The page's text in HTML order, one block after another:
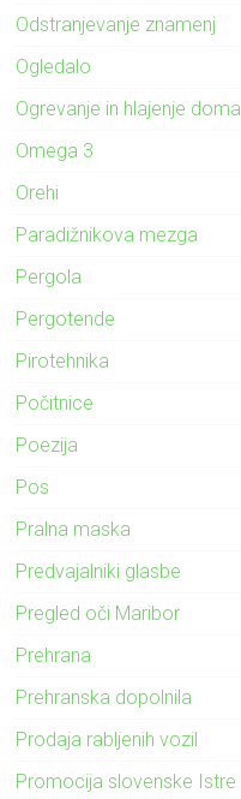
Odstranjevanje znamenj
Ogledalo
Ogrevanje in hlajenje doma
Omega 3
Orehi
Paradižnikova mezga
Pergola
Pergotende
Pirotehnika
Počitnice
Poezija
Pos
Pralna maska
Predvajalniki glasbe
Pregled oči Maribor
Prehrana
Prehranska dopolnila
Prodaja rabljenih vozil
Promocija slovenske Istre